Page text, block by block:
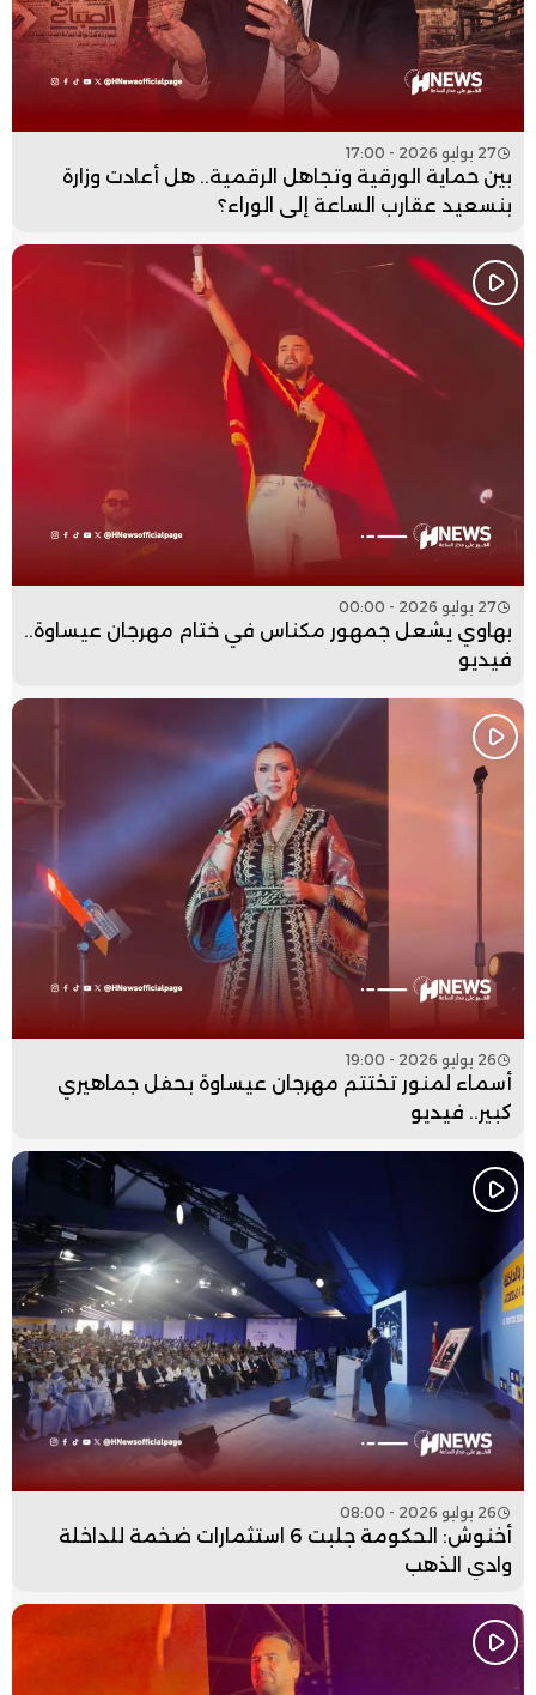
27 يوليو 2026 - 17:00
بين حماية الورقية وتجاهل الرقمية.. هل أعادت وزارة
بنسعيد عقارب الساعة إلى الوراء؟
27 يوليو 2026 - 00:00
بهاوي يشعل جمهور مكناس في ختام مهرجان عيساوة..
فيديو
26 يوليو 2026 - 19:00
أسماء لمنور تختتم مهرجان عيساوة بحفل جماهيري
كبير.. فيديو
26 يوليو 2026 - 08:00
أخنوش: الحكومة جلبت 6 استثمارات ضخمة للداخلة
وادي الذهب